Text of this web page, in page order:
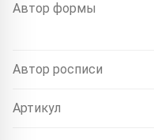
Автор формы
Автор росписи
Артикул